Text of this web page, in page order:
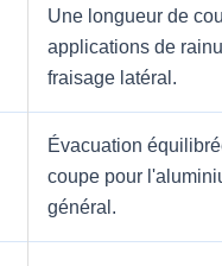
Une longueur de
applications de
fraisage latéral.
Évacuation
coupe pour
général.